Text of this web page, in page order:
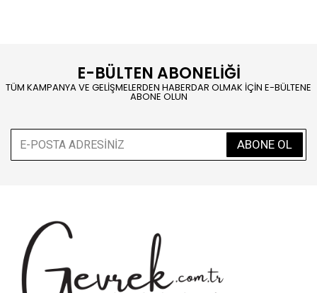
E-BÜLTEN ABONELİĞİ
TÜM KAMPANYA VE GELİŞMELERDEN HABERDAR OLMAK İÇİN E-BÜLTENE
ABONE OLUN
ABONE OL